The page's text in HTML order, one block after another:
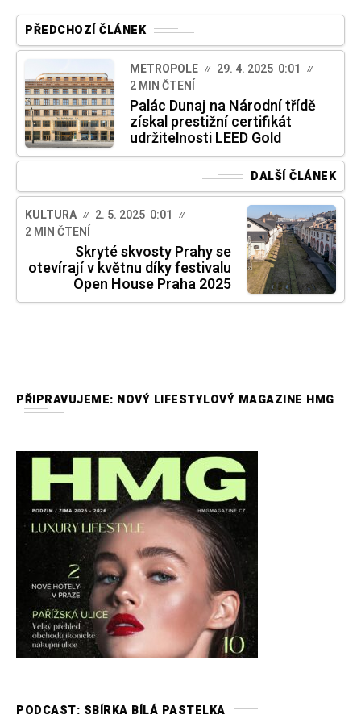
PŘEDCHOZÍ ČLÁNEK
METROPOLE
29. 4. 2025 0:01
2 MIN ČTENÍ
Palác Dunaj na Národní třídě
získal prestižní certifikát
udržitelnosti LEED Gold
DALŠÍ ČLÁNEK
KULTURA
2. 5. 2025 0:01
2 MIN ČTENÍ
Skryté skvosty Prahy se
otevírají v květnu díky festivalu
Open House Praha 2025
PŘIPRAVUJEME: NOVÝ LIFESTYLOVÝ MAGAZINE HMG
PODCAST: SBÍRKA BÍLÁ PASTELKA